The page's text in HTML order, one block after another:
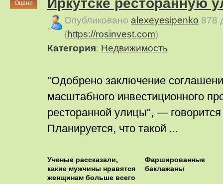
Оцени
Иркутске ресторанную
Опубликовано alexeyesipenko 878
(https://rosinvest.com)
Категория: Недвижимость
"Одобрено заключение
масштабного инвестиционного
ресторанной улицы", —
Планируется, что такой ...
Ученые рассказали,
какие мужчины нравятся
женщинам больше всего
Фаршированные
баклажаны